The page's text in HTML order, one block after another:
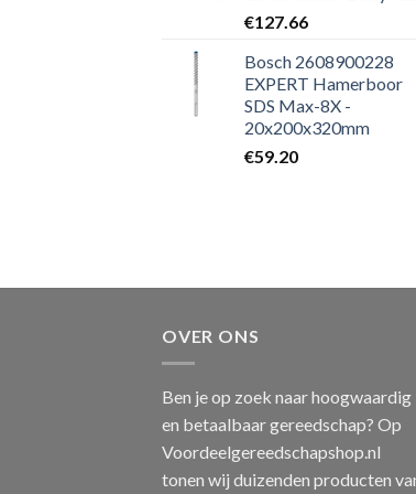
€127.66
Bosch 2608900228
EXPERT Hamerboor
SDS Max-8X -
20x200x320mm
€59.20
OVER ONS
Ben je op zoek naar hoogwaardig
en betaalbaar gereedschap? Op
Voordeelgereedschapshop.nl
tonen wij duizenden producten